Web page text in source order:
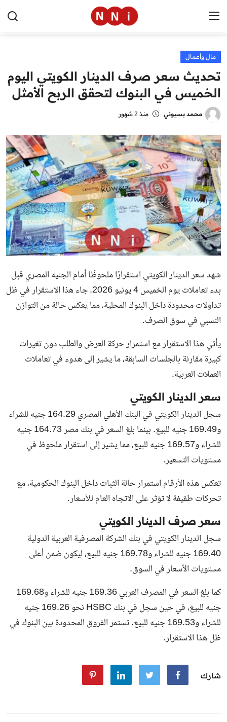
الرئيسية
اخبار مصر
العالم
مال وأعمال
تقنية
التعليم
منوعات
مال وأعمال
تحديث سعر صرف الدينار الكويتي اليوم
الخميس في البنوك لتحقق الربح الأمثل
محمد بسيوني منذ 2 شهور
شهد سعر الدينار الكويتي استقرارًا ملحوظًا أمام الجنيه المصري قبل
بدء تعاملات يوم الخميس 4 يونيو 2026. جاء هذا الاستقرار في ظل
تداولات محدودة داخل البنوك المحلية، مما يعكس حالة من التوازن
النسبي في سوق الصرف.
يأتي هذا الاستقرار مع استمرار حركة العرض والطلب دون تغيرات
كبيرة مقارنة بالجلسات السابقة، ما يشير إلى هدوء في تعاملات
العملات العربية.
سعر الدينار الكويتي
سجل الدينار الكويتي في البنك الأهلي المصري 164.29 جنيه للشراء
و169.49 جنيه للبيع. بينما بلغ السعر في بنك مصر 164.73 جنيه
للشراء و169.57 جنيه للبيع، مما يشير إلى استقرار ملحوظ في
مستويات التسعير.
تعكس هذه الأرقام استمرار حالة الثبات داخل البنوك الحكومية، مع
تحركات طفيفة لا تؤثر على الاتجاه العام للأسعار.
سعر صرف الدينار الكويتي
سجل الدينار الكويتي في بنك الشركة المصرفية العربية الدولية
169.40 جنيه للشراء و169.78 جنيه للبيع، ليكون ضمن أعلى
مستويات الأسعار في السوق.
كما بلغ السعر في المصرف العربي 169.36 جنيه للشراء و169.68
جنيه للبيع، في حين سجل في بنك HSBC نحو 169.26 جنيه
للشراء و169.53 جنيه للبيع. تستمر الفروق المحدودة بين البنوك في
ظل هذا الاستقرار.
شارك